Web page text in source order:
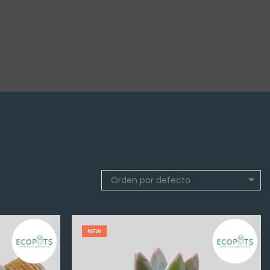
Orden por defecto
NEW